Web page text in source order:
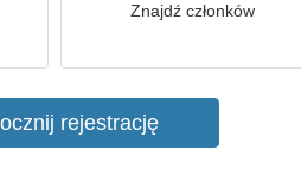
Znajdź członków
rejestrację